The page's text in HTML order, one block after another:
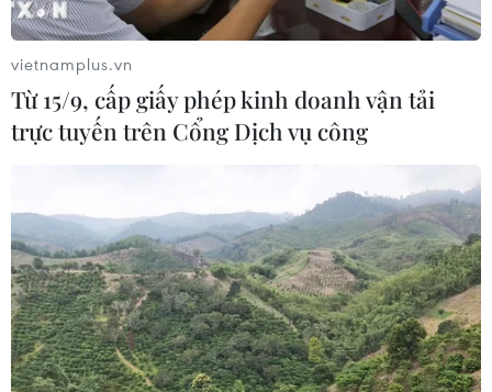
vietnamplus.vn
Từ 15/9, cấp giấy phép kinh doanh vận tải
trực tuyến trên Cổng Dịch vụ công